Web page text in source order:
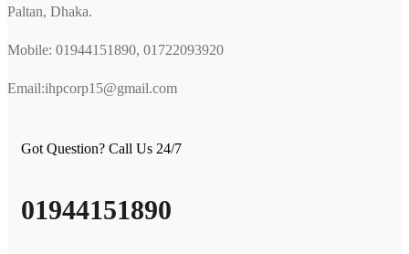
Paltan, Dhaka.
Mobile: 01944151890, 01722093920
Email:ihpcorp15@gmail.com
Got Question? Call Us 24/7
01944151890